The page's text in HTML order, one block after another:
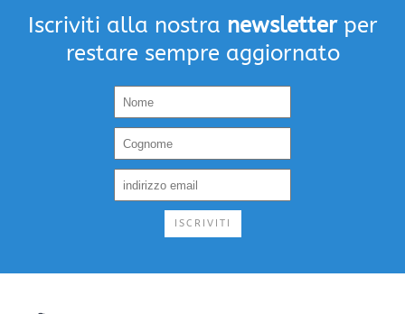
Iscriviti alla nostra newsletterper
restare sempre aggiornato
ISCRIVITI